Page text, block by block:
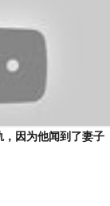
，因为他闻到了妻子